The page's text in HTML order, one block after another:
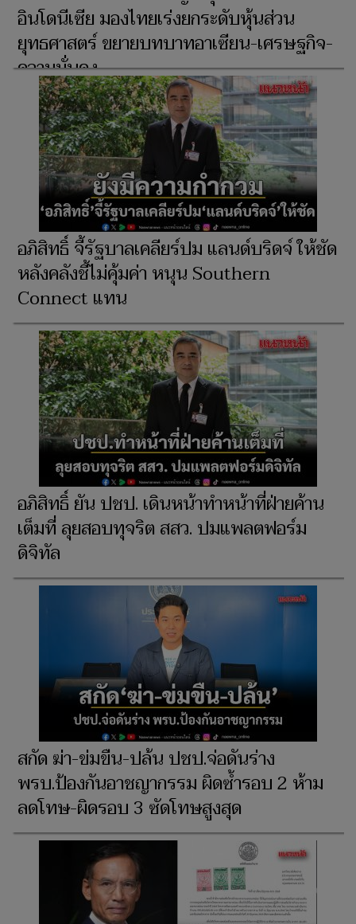
อินโดนีเซีย มองไทยเร่งยกระดับหุ้นส่วน
ยุทธศาสตร์ ขยายบทบาทอาเซียน-เศรษฐกิจ-
ความมั่นคง
อภิสิทธิ์ จี้รัฐบาลเคลียร์ปม แลนด์บริดจ์ ให้ชัด
หลังคลังชี้ไม่คุ้มค่า หนุน Southern
Connect แทน
อภิสิทธิ์ ยัน ปชป. เดินหน้าทำหน้าที่ฝ่ายค้าน
เต็มที่ ลุยสอบทุจริต สสว. ปมแพลตฟอร์ม
ดิจิทัล
สกัด ฆ่า-ข่มขืน-ปล้น ปชป.จ่อดันร่าง
พรบ.ป้องกันอาชญากรรม ผิดซ้ำรอบ 2 ห้าม
ลดโทษ-ผิดรอบ 3 ซัดโทษสูงสุด